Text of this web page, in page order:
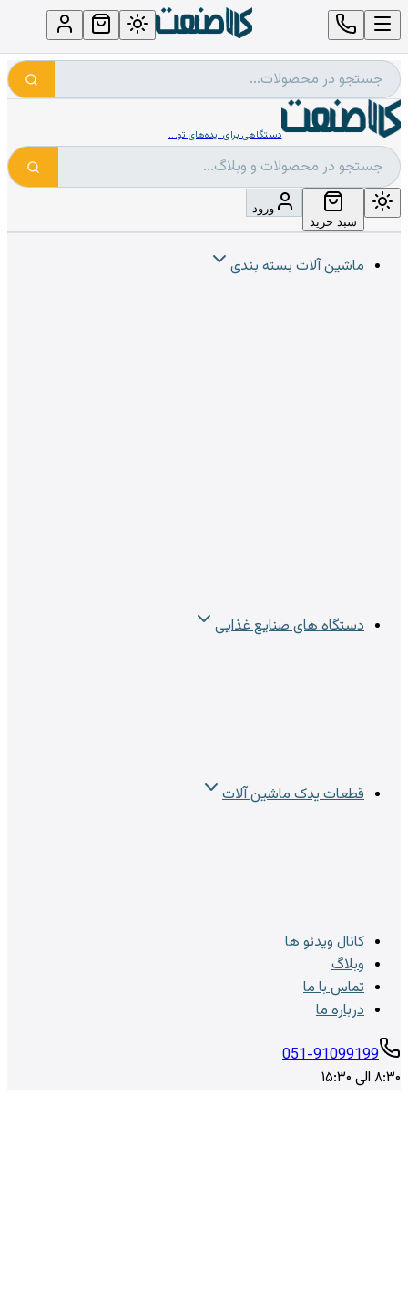
دستگاهی برای ایده‌های تو...
سبد خرید
ورود
ماشین آلات بسته بندی
دستگاه های صنایع غذایی
قطعات یدک ماشین آلات
کانال ویدئو ها
وبلاگ
تماس با ما
درباره ما
051-91099199
۸:۳۰ الی ۱۵:۳۰